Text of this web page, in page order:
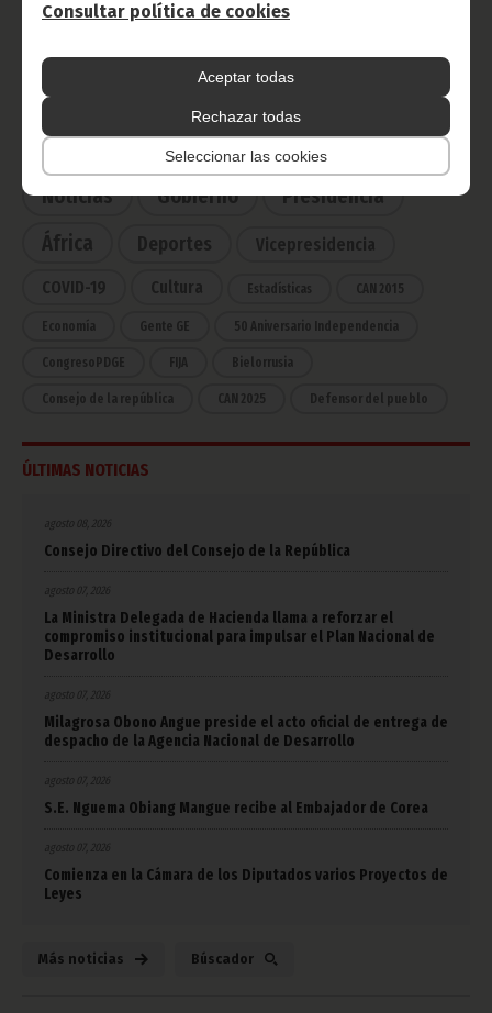
Consultar política de cookies
Aceptar todas
Rechazar todas
Seleccionar las cookies
Radio Nacional de Guinea
Haz click aquí para escuchar ahora
CATEGORÍAS
Noticias Gobierno
Presidencia
África
Deportes Vicepresidencia
COVID-19 Cultura Estadísticas CAN 2015
Economía Gente GE 50 Aniversario Independencia
CongresoPDGE FIJA Bielorrusia
Consejo de la república CAN 2025 Defensor del pueblo
ÚLTIMAS NOTICIAS
agosto 08, 2026
Consejo Directivo del Consejo de la República
agosto 07, 2026
La Ministra Delegada de Hacienda llama a reforzar el
compromiso institucional para impulsar el Plan Nacional de
Desarrollo
agosto 07, 2026
Milagrosa Obono Angue preside el acto oficial de entrega de
despacho de la Agencia Nacional de Desarrollo
agosto 07, 2026
S.E. Nguema Obiang Mangue recibe al Embajador de Corea
agosto 07, 2026
Comienza en la Cámara de los Diputados varios Proyectos de
Leyes
Más noticias Búscador